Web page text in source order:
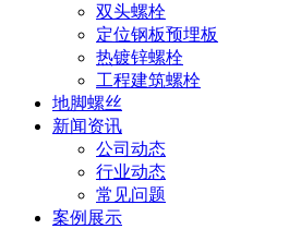
双头螺栓
定位钢板预埋板
热镀锌螺栓
工程建筑螺栓
地脚螺丝
新闻资讯
公司动态
行业动态
常见问题
案例展示